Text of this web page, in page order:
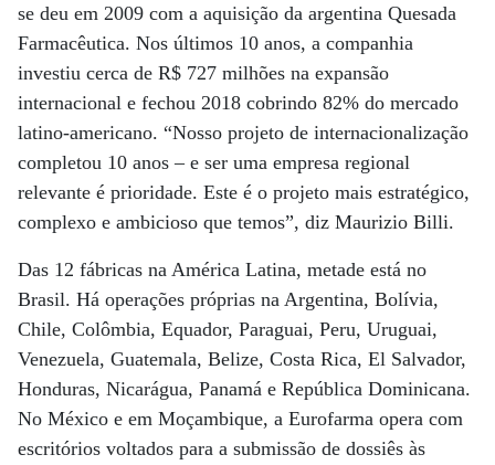
se deu em 2009 com a aquisição da argentina Quesada
Farmacêutica. Nos últimos 10 anos, a companhia
investiu cerca de R$ 727 milhões na expansão
internacional e fechou 2018 cobrindo 82% do mercado
latino-americano. “Nosso projeto de internacionalização
completou 10 anos – e ser uma empresa regional
relevante é prioridade. Este é o projeto mais estratégico,
complexo e ambicioso que temos”, diz Maurizio Billi.
Das 12 fábricas na América Latina, metade está no
Brasil. Há operações próprias na Argentina, Bolívia,
Chile, Colômbia, Equador, Paraguai, Peru, Uruguai,
Venezuela, Guatemala, Belize, Costa Rica, El Salvador,
Honduras, Nicarágua, Panamá e República Dominicana.
No México e em Moçambique, a Eurofarma opera com
escritórios voltados para a submissão de dossiês às